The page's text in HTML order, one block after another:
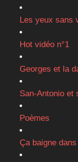
Les yeux sans
Hot vidéo n°1
Georges et la
San-Antonio et
Poèmes
Ça baigne